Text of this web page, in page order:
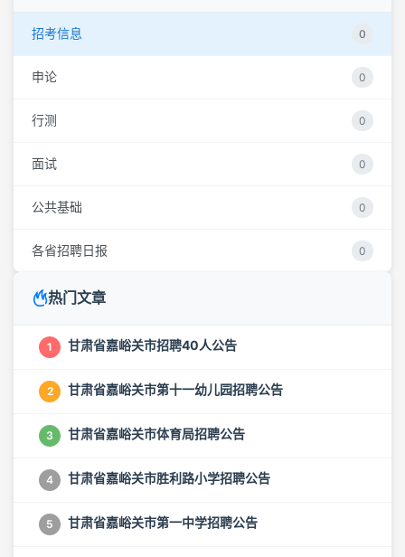
招考信息 0
申论 0
行测 0
面试 0
公共基础 0
各省招聘日报 0
热门文章
1 甘肃省嘉峪关市招聘40人公告
2 甘肃省嘉峪关市第十一幼儿园招聘公告
3 甘肃省嘉峪关市体育局招聘公告
4 甘肃省嘉峪关市胜利路小学招聘公告
5 甘肃省嘉峪关市第一中学招聘公告